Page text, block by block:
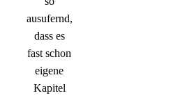
ausufernd,
dass es
fast schon
eigene
Kapitel